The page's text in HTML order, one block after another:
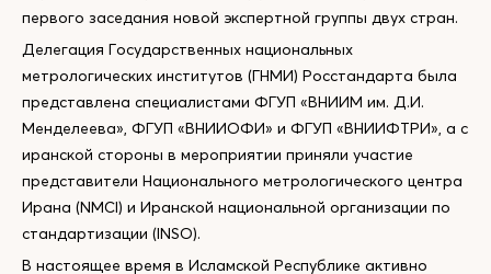
первого заседания новой экспертной группы двух стран.
Делегация Государственных национальных
метрологических институтов (ГНМИ) Росстандарта была
представлена специалистами ФГУП «ВНИИМ им. Д.И.
Менделеева», ФГУП «ВНИИОФИ» и ФГУП «ВНИИФТРИ», а с
иранской стороны в мероприятии приняли участие
представители Национального метрологического центра
Ирана (NMCI) и Иранской национальной организации по
стандартизации (INSO).
В настоящее время в Исламской Республике активно